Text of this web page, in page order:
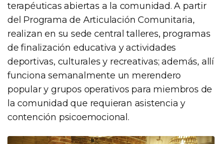
terapéuticas abiertas a la comunidad. A partir
del Programa de Articulación Comunitaria,
realizan en su sede central talleres, programas
de finalización educativa y actividades
deportivas, culturales y recreativas; además, allí
funciona semanalmente un merendero
popular y grupos operativos para miembros de
la comunidad que requieran asistencia y
contención psicoemocional.